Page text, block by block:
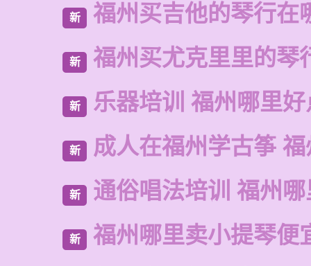
新 福州买吉他的琴行在
新 福州买尤克里里的琴
新 乐器培训 福州哪里
新 成人在福州学古筝
新 通俗唱法培训 福州
新 福州哪里卖小提琴便